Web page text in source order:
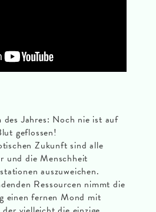
Jahres: Noch nie ist auf
geflossen!
Zukunft sind alle
und die Menschheit
auszuweichen.
Ressourcen nimmt die
einen fernen Mond mit